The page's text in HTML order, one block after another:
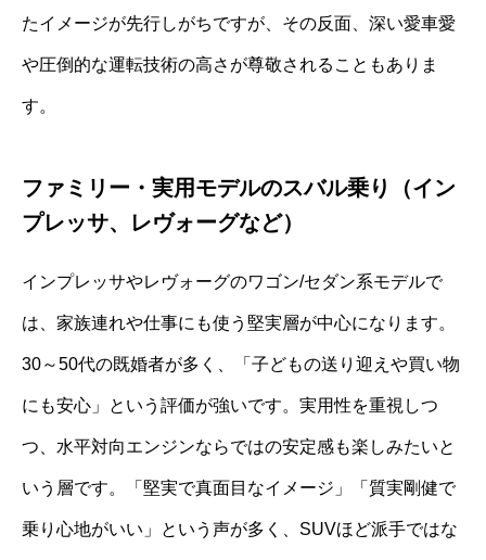
たイメージが先行しがちですが、その反面、深い愛車愛
や圧倒的な運転技術の高さが尊敬されることもありま
す。
ファミリー・実用モデルのスバル乗り（イン
プレッサ、レヴォーグなど）
インプレッサやレヴォーグのワゴン/セダン系モデルで
は、家族連れや仕事にも使う堅実層が中心になります。
30～50代の既婚者が多く、「子どもの送り迎えや買い物
にも安心」という評価が強いです。実用性を重視しつ
つ、水平対向エンジンならではの安定感も楽しみたいと
いう層です。「堅実で真面目なイメージ」「質実剛健で
乗り心地がいい」という声が多く、SUVほど派手ではな